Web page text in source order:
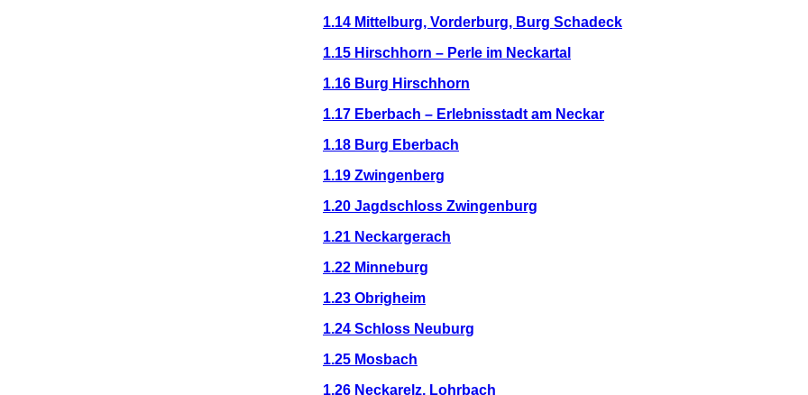
1.14 Mittelburg, Vorderburg, Burg Schadeck
1.15 Hirschhorn – Perle im Neckartal
1.16 Burg Hirschhorn
1.17 Eberbach – Erlebnisstadt am Neckar
1.18 Burg Eberbach
1.19 Zwingenberg
1.20 Jagdschloss Zwingenburg
1.21 Neckargerach
1.22 Minneburg
1.23 Obrigheim
1.24 Schloss Neuburg
1.25 Mosbach
1.26 Neckarelz, Lohrbach